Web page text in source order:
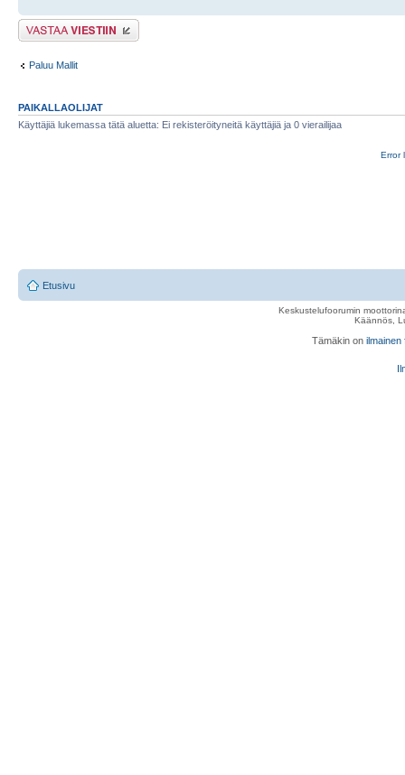
Lähetä vastaus
Paluu Mallit
PAIKALLAOLIJAT
Käyttäjiä lukemassa tätä aluetta: Ei rekisteröityneitä käyttäjiä ja 0 vierailijaa
Error
Etusivu
Keskustelufoorumin
Käännös,
Tämäkin on ilmainen